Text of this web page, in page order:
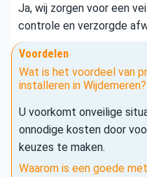
Ja, wij zorgen voor een
controle en verzorgde
Voordelen
Wat is het voordeel van
installeren in Wijdemeren?
U voorkomt onveilige
onnodige kosten door
keuzes te maken.
Waarom is een goede